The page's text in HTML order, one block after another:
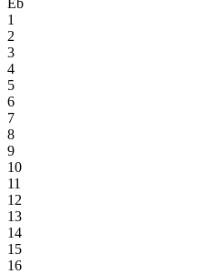
1
2
3
4
5
6
7
8
9
10
11
12
13
14
15
16